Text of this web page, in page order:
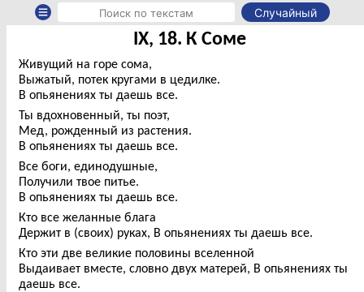
Случайный
IX, 18. К Соме
Живущий на горе сома,
Выжатый, потек кругами в цедилке.
В опьянениях ты даешь все.
Ты вдохновенный, ты поэт,
Мед, рожденный из растения.
В опьянениях ты даешь все.
Все боги, единодушные,
Получили твое питье.
В опьянениях ты даешь все.
Кто все желанные блага
Держит в (своих) руках, В опьянениях ты даешь все.
Кто эти две великие половины вселенной
Выдаивает вместе, словно двух матерей, В опьянениях ты
даешь все.